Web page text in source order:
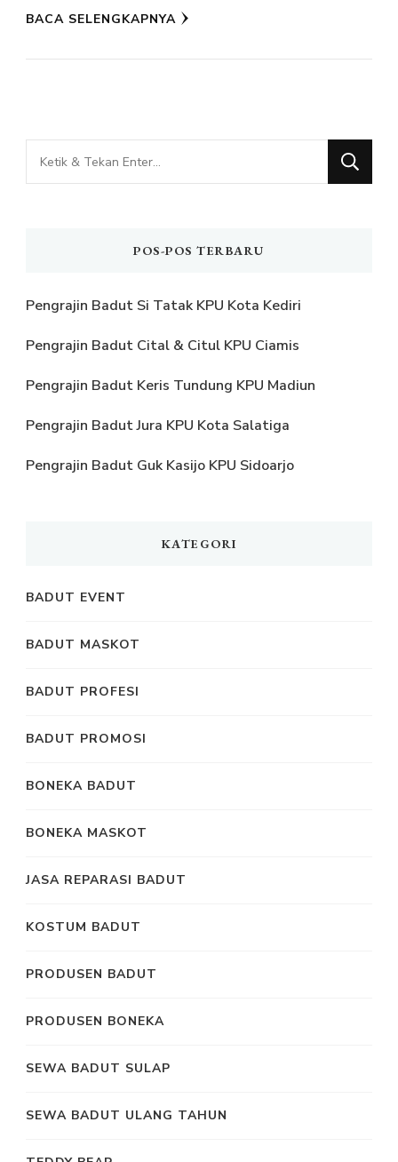
BACA SELENGKAPNYA
Mencari
Sesuatu?
POS-POS TERBARU
Pengrajin Badut Si Tatak KPU Kota Kediri
Pengrajin Badut Cital & Citul KPU Ciamis
Pengrajin Badut Keris Tundung KPU Madiun
Pengrajin Badut Jura KPU Kota Salatiga
Pengrajin Badut Guk Kasijo KPU Sidoarjo
KATEGORI
BADUT EVENT
BADUT MASKOT
BADUT PROFESI
BADUT PROMOSI
BONEKA BADUT
BONEKA MASKOT
JASA REPARASI BADUT
KOSTUM BADUT
PRODUSEN BADUT
PRODUSEN BONEKA
SEWA BADUT SULAP
SEWA BADUT ULANG TAHUN